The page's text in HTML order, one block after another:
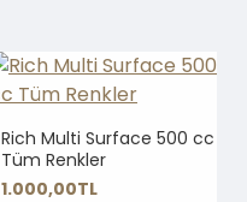
Rich Multi Surface 500 cc
Tüm Renkler
1.000,00TL